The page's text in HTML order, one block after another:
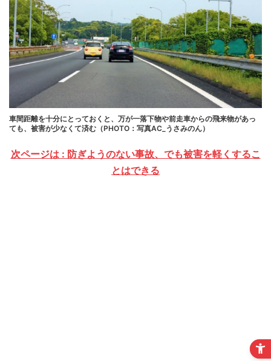
車間距離を十分にとっておくと、万が一落下物や前走車からの飛来物があっ
ても、被害が少なくて済む（PHOTO：写真AC_うさみのん）
次ページは : 防ぎようのない事故、でも被害を軽くするこ
とはできる